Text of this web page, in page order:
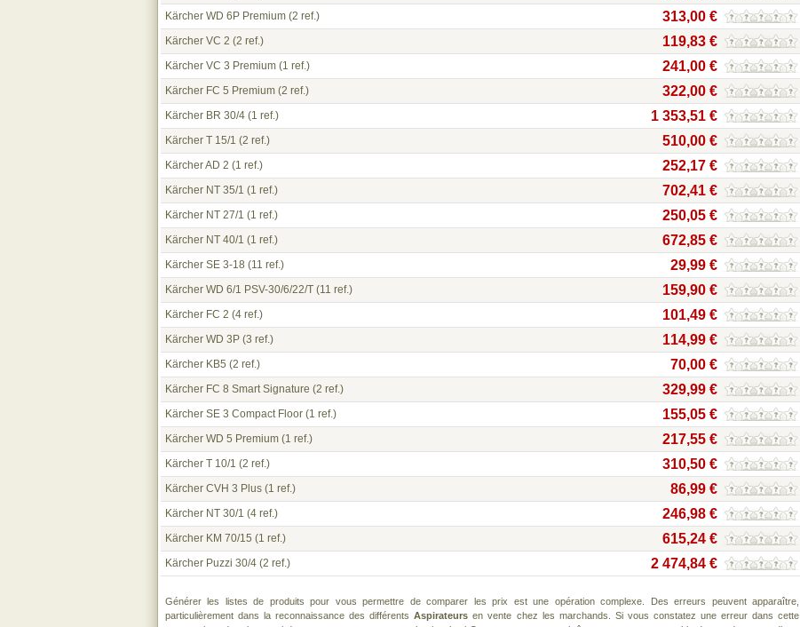
Kärcher WD 6P Premium (2 ref.) 313,00 €
Kärcher VC 2 (2 ref.) 119,83 €
Kärcher VC 3 Premium (1 ref.) 241,00 €
Kärcher FC 5 Premium (2 ref.) 322,00 €
Kärcher BR 30/4 (1 ref.) 1 353,51 €
Kärcher T 15/1 (2 ref.) 510,00 €
Kärcher AD 2 (1 ref.) 252,17 €
Kärcher NT 35/1 (1 ref.) 702,41 €
Kärcher NT 27/1 (1 ref.) 250,05 €
Kärcher NT 40/1 (1 ref.) 672,85 €
Kärcher SE 3-18 (11 ref.) 29,99 €
Kärcher WD 6/1 PSV-30/6/22/T (11 ref.) 159,90 €
Kärcher FC 2 (4 ref.) 101,49 €
Kärcher WD 3P (3 ref.) 114,99 €
Kärcher KB5 (2 ref.) 70,00 €
Kärcher FC 8 Smart Signature (2 ref.) 329,99 €
Kärcher SE 3 Compact Floor (1 ref.) 155,05 €
Kärcher WD 5 Premium (1 ref.) 217,55 €
Kärcher T 10/1 (2 ref.) 310,50 €
Kärcher CVH 3 Plus (1 ref.) 86,99 €
Kärcher NT 30/1 (4 ref.) 246,98 €
Kärcher KM 70/15 (1 ref.) 615,24 €
Kärcher Puzzi 30/4 (2 ref.) 2 474,84 €
Générer les listes de produits pour vous permettre de comparer les prix est une opération complexe. Des erreurs peuvent apparaître,
particulièrement dans la reconnaissance des différentsAspirateurs en vente chez les marchands. Si vous constatez une erreur dans cette